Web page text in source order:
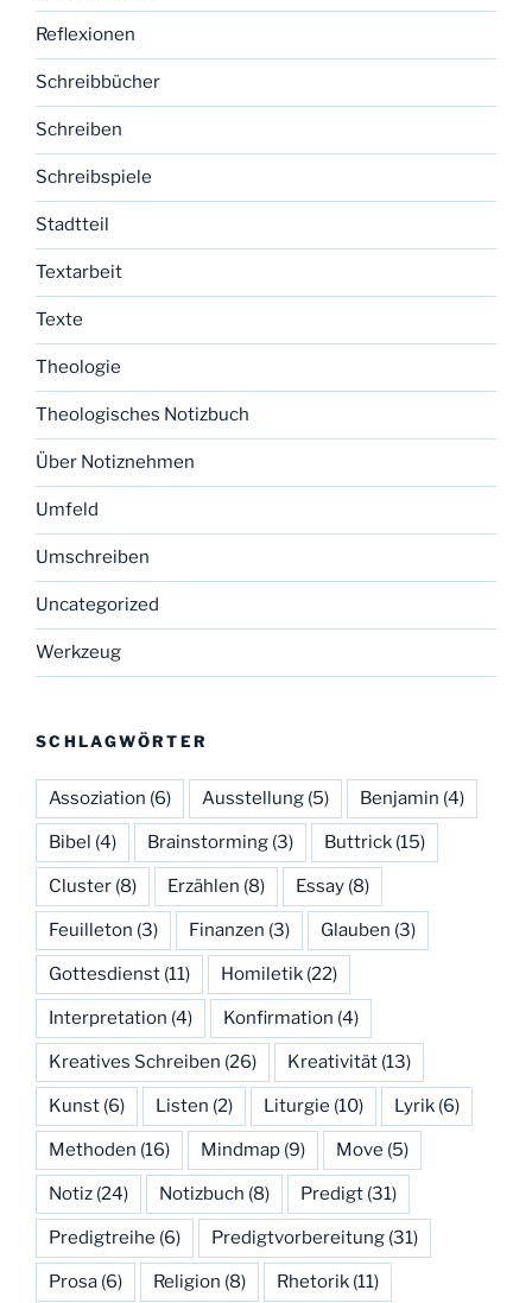
Reflexionen
Schreibbücher
Schreiben
Schreibspiele
Stadtteil
Textarbeit
Texte
Theologie
Theologisches Notizbuch
Über Notiznehmen
Umfeld
Umschreiben
Uncategorized
Werkzeug
SCHLAGWÖRTER
Assoziation (6) Ausstellung (5) Benjamin (4)
Bibel (4) Brainstorming (3) Buttrick (15)
Cluster (8) Erzählen (8) Essay (8)
Feuilleton (3) Finanzen (3) Glauben (3)
Gottesdienst (11) Homiletik (22)
Interpretation (4) Konfirmation (4)
Kreatives Schreiben (26) Kreativität (13)
Kunst (6) Listen (2) Liturgie (10) Lyrik (6)
Methoden (16) Mindmap (9) Move (5)
Notiz (24) Notizbuch (8) Predigt (31)
Predigtreihe (6) Predigtvorbereitung (31)
Prosa (6) Religion (8) Rhetorik (11)